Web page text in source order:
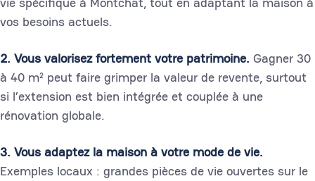
vos besoins actuels.
2. Vous valorisez fortement votre patrimoine. Gagner 30
à 40 m² peut faire grimper la valeur de revente, surtout
si l’extension est bien intégrée et couplée à une
rénovation globale.
3. Vous adaptez la maison à votre mode de vie.
Exemples locaux : grandes pièces de vie ouvertes sur le